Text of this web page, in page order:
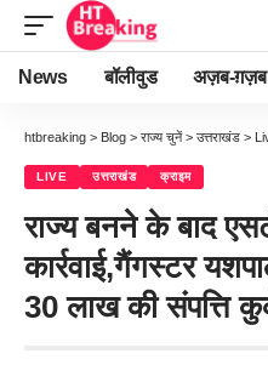
News बॉलीवुड अज़ब-ग़ज़ब
htbreaking > Blog > राज्य चुनें > उत्तराखंड >
LIVE उत्तराखंड क्राइम
राज्य बनने के बाद
कार्रवाई,गैंगस्टर
30 लाख की संपत्ति